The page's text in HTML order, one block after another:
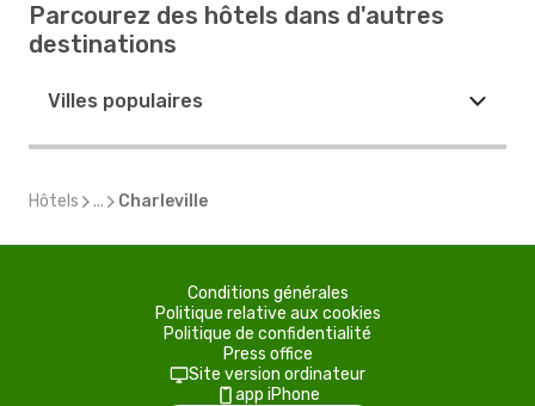
Parcourez des hôtels dans d'autres
destinations
Villes populaires
Hôtels ... Charleville
Conditions générales
Politique relative aux cookies
Politique de confidentialité
Press office
Site version ordinateur
app iPhone